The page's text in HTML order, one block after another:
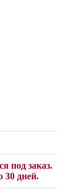
под заказ.
30 дней.